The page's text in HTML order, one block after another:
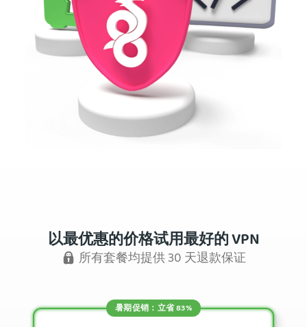
以最优惠的价格试用最好的 VPN
所有套餐均提供 30 天退款保证
暑期促销：立省 83%